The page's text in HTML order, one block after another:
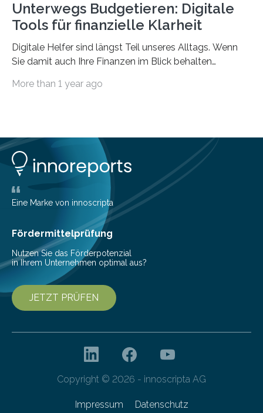
Unterwegs Budgetieren: Digitale
Tools für finanzielle Klarheit
Digitale Helfer sind längst Teil unseres Alltags. Wenn
Sie damit auch Ihre Finanzen im Blick behalten
die genau das ermöglichen: Sie helfen Ihnen, Ausgaben
Lösungen interessieren. 1. Multibanking-Tools: Alle
Konten auf einen Blick Viele Banken bieten bereits in
ihrem Online-Banking eine Multibanking-Funktion an,
mit der sich Konten bei anderen Banken…
More than 1 year ago
Eine Marke von innoscripta
Fördermittelprüfung
Nutzen Sie das Förderpotenzial
in Ihrem Unternehmen optimal aus?
JETZT PRÜFEN
Copyright © 2026 - innoscripta AG
Impressum Datenschutz